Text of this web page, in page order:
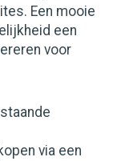
Een mooie
een
voor
via een